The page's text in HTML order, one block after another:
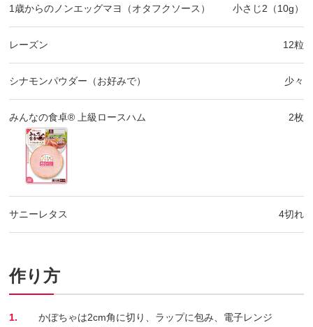
1歳からのノンエッグマヨ（オタフクソース） 小さじ2（10g）
レーズン 12粒
シナモンパウダー（お好みで） 少々
みんなの食卓® 上級ロースハム 2枚
サニーレタス 4切れ
作り方
1.
かぼちゃは2cm角に切り、ラップに包み、電子レンジ